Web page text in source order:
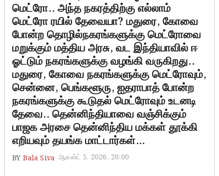
மெட்ரோ.. அந்த நகரத்திற்கு எல்லாம்
மெட்ரோ ரயில் தேவையா? மதுரை, கோவை
போன்ற தொழில்நகரங்களுக்கு மெட்ரோவை
மறுக்கும் மத்திய அரசு, வட இந்தியாவில் ஈ
ஓட்டும் நகரங்களுக்கு வழங்கி வருகிறது..
மதுரை, கோவை நகரங்களுக்கு மெட்ரோவும்,
சென்னை, பெங்களூரு, ஐதராபாத் போன்ற
நகரங்களுக்கு கூடுதல் மெட்ரோவும் உடனடி
தேவை.. தென்னிந்தியாவை வஞ்சிக்கும்
பாஜக அரசை தென்னிந்திய மக்கள் தூக்கி
எறியவும் தயங்க மாட்டார்கள்…
BY Bala Siva ஆகஸ்ட் 5, 2026, 20:00